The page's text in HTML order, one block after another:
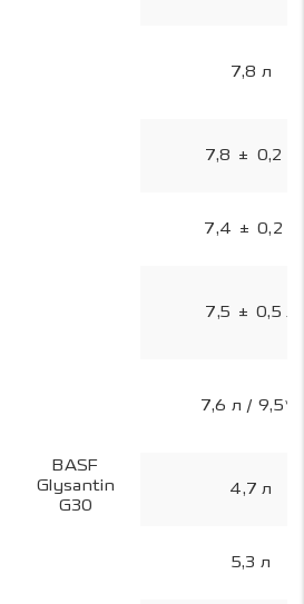
BASF
Glysantin
G30
7,8 л
7,8 ± 0,2 л
7,4 ± 0,2 л
7,5 ± 0,5 л
7,6 л / 9,5*л
4,7 л
5,3 л